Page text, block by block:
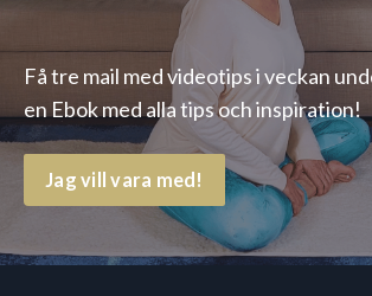
Få tre mail med videotips i veckan
en Ebok med alla tips och inspiration!
Jag vill vara med!